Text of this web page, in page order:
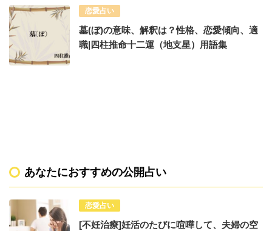
恋愛占い
墓(ぼ)の意味、解釈は？性格、恋愛傾向、適
職|四柱推命十二運（地支星）用語集
あなたにおすすめの公開占い
恋愛占い
[不妊治療]妊活のたびに喧嘩して、夫婦の空